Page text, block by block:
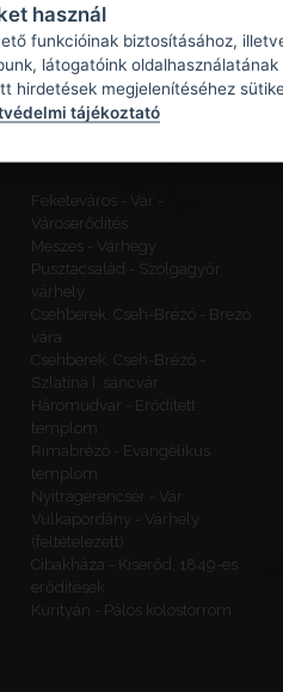
Feketeváros - Vár -
Városerődítés
Meszes - Várhegy
Pusztacsalád - Szolgagyőr,
várhely
Csehberek, Cseh-Brézó - Brezó
vára
Csehberek, Cseh-Brézó -
Szlatina I. sáncvár
Háromudvar - Erődített
templom
Rimabrézó - Evangélikus
templom
Nyitragerencsér - Vár
Vulkapordány - Várhely
(feltételezett)
Cibakháza - Kiserőd, 1849-es
erődítések
Kurityán - Pálos kolostorrom
használ
funkcióinak biztosításához,
látogatóink
hirdetések megjelenítéséhez
tájékoztató